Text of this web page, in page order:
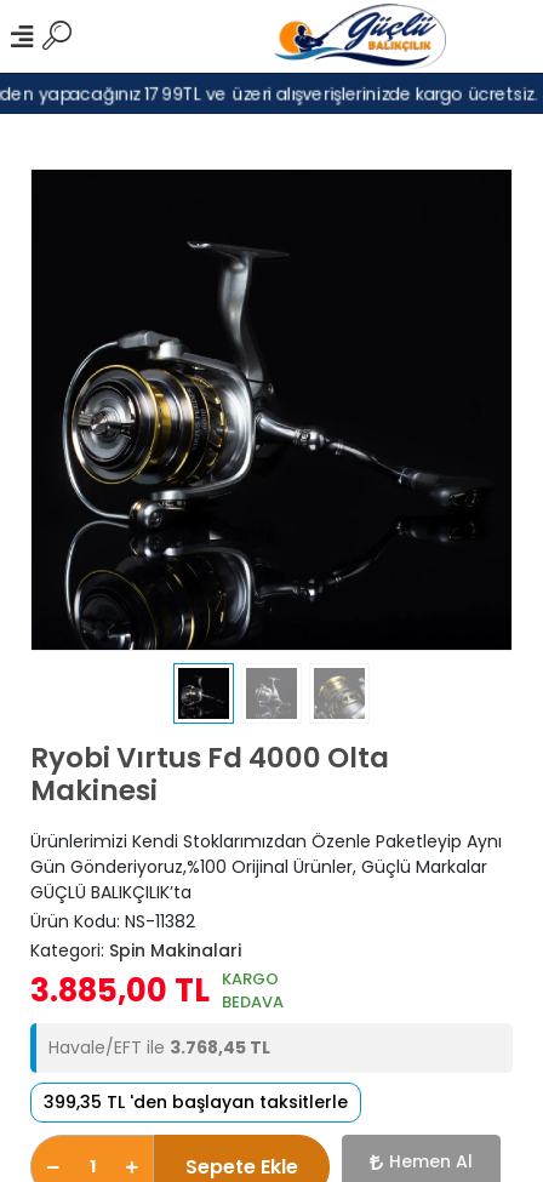
yapacağınız 1799TL ve üzeri alışverişlerinizde kargo ücretsiz.
Ryobi Vırtus Fd 4000 Olta
Makinesi
Ürünlerimizi Kendi Stoklarımızdan Özenle Paketleyip Aynı
Gün Gönderiyoruz,%100 Orijinal Ürünler, Güçlü Markalar
GÜÇLÜ BALIKÇILIK’ta
Ürün Kodu: NS-11382
Kategori: Spin Makinalari
3.885,00 TL KARGO
BEDAVA
Havale/EFT ile 3.768,45 TL
399,35 TL 'den başlayan taksitlerle
Sepete Ekle Hemen Al